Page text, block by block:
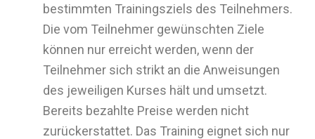
bestimmten Trainingsziels des Teilnehmers.
Die vom Teilnehmer gewünschten Ziele
können nur erreicht werden, wenn der
Teilnehmer sich strikt an die Anweisungen
des jeweiligen Kurses hält und umsetzt.
Bereits bezahlte Preise werden nicht
zurückerstattet. Das Training eignet sich nur